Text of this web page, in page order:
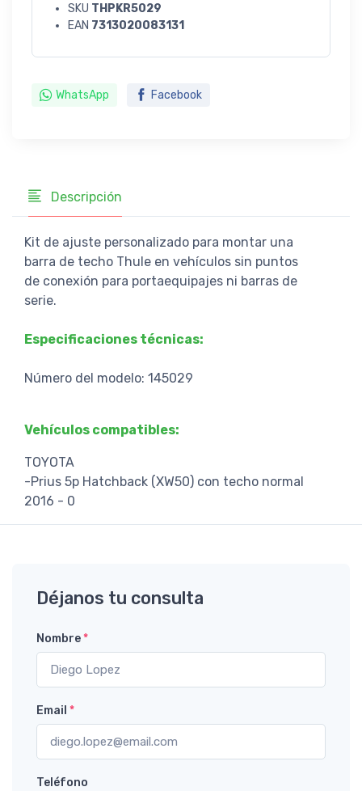
SKU THPKR5029
EAN 7313020083131
WhatsApp Facebook
Descripción
Kit de ajuste personalizado para montar una
barra de techo Thule en vehículos sin puntos
de conexión para portaequipajes ni barras de
serie.
Especificaciones técnicas:
Número del modelo: 145029
Vehículos compatibles:
TOYOTA
-Prius 5p Hatchback (XW50) con techo normal
2016 - 0
Déjanos tu consulta
Nombre*
Email *
Teléfono